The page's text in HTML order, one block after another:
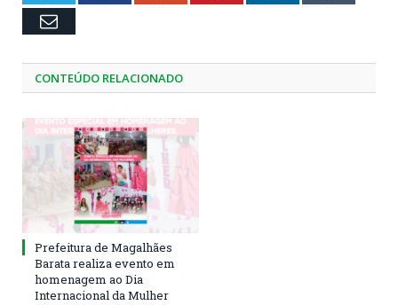
Email
CONTEÚDO RELACIONADO
Prefeitura de Magalhães
Barata realiza evento em
homenagem ao Dia
Internacional da Mulher